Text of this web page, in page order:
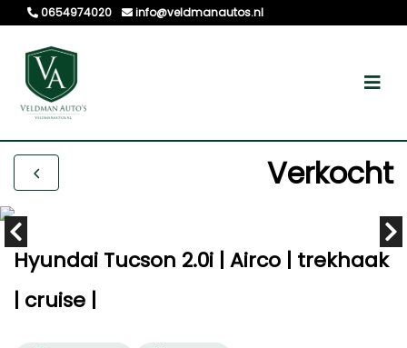
0654974020 info@veldmanautos.nl
Verkocht
Hyundai Tucson 2.0i | Airco | trekhaak
| cruise |